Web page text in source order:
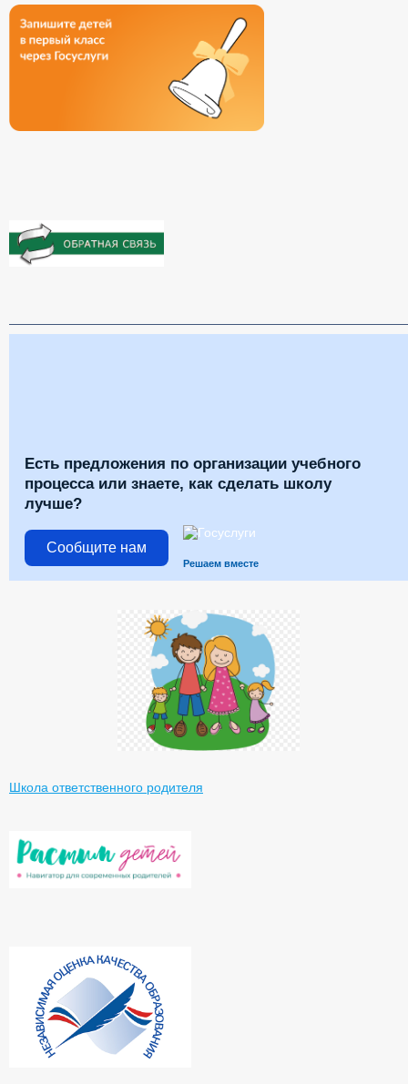
Есть предложения по организации учебного
процесса или знаете, как сделать школу
лучше?
Сообщите нам
Решаем вместе
Школа ответственного родителя